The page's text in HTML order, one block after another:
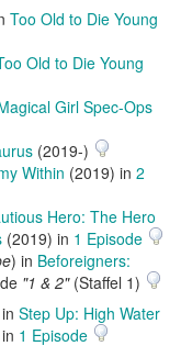
Too Old to Die Young
Old to Die Young
Girl Spec-Ops
(2019-)
Within (2019) in 2
Hero: The Hero
(2019) in 1 Episode
) in Beforeigners:
"1 & 2"(Staffel 1)
Step Up: High Water
1 Episode